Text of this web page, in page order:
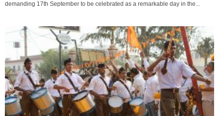
demanding 17th September to be celebrated as a remarkable day in the...